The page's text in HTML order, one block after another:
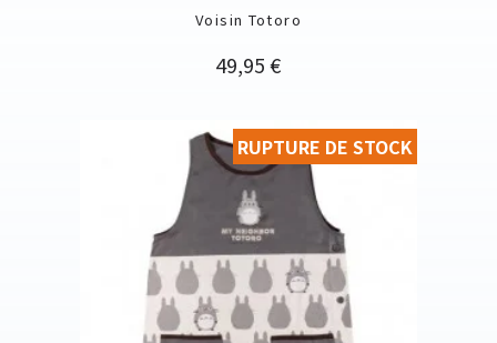
Voisin Totoro
Prix
49,95 €
RUPTURE DE STOCK